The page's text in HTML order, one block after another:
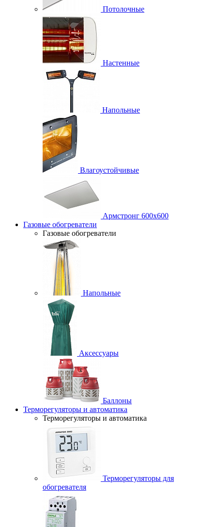
Потолочные
Настенные
Напольные
Влагоустойчивые
Армстронг 600х600
Газовые обогреватели
Газовые обогреватели
Напольные
Аксессуары
Баллоны
Терморегуляторы и автоматика
Терморегуляторы и автоматика
Терморегуляторы для
обогревателя